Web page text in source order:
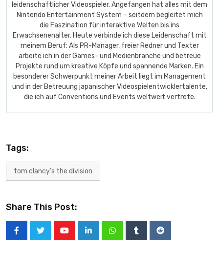
leidenschaftlicher Videospieler. Angefangen hat alles mit dem
Nintendo Entertainment System – seitdem begleitet mich
die Faszination für interaktive Welten bis ins
Erwachsenenalter. Heute verbinde ich diese Leidenschaft mit
meinem Beruf: Als PR-Manager, freier Redner und Texter
arbeite ich in der Games- und Medienbranche und betreue
Projekte rund um kreative Köpfe und spannende Marken. Ein
besonderer Schwerpunkt meiner Arbeit liegt im Management
und in der Betreuung japanischer Videospielentwicklertalente,
die ich auf Conventions und Events weltweit vertrete.
Tags:
tom clancy’s the division
Share This Post: